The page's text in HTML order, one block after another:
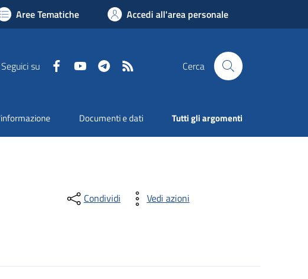
Aree Tematiche Accedi all'area personale
Seguici su FacebookYouTube Telegram Cerca
Documenti e dati Tutti gli argomenti
Condividi Vedi azioni